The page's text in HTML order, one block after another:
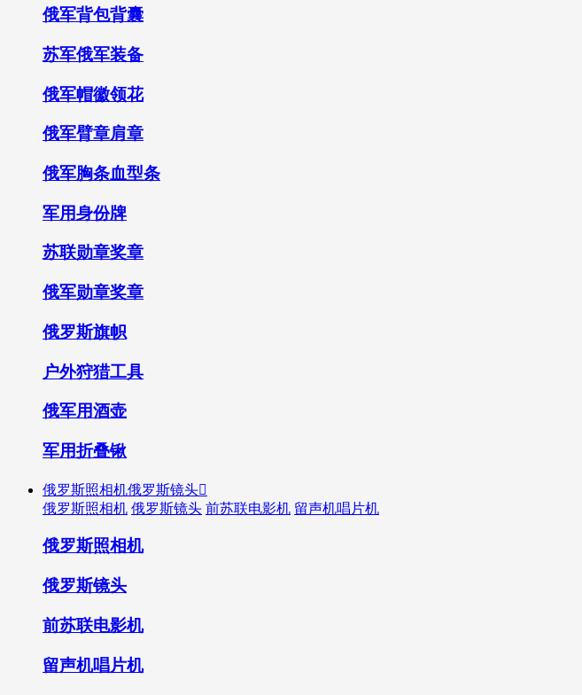
俄军背包背囊
苏军俄军装备
俄军帽徽领花
俄军臂章肩章
俄军胸条血型条
军用身份牌
苏联勋章奖章
俄军勋章奖章
俄罗斯旗帜
户外狩猎工具
俄军用酒壶
军用折叠锹
俄罗斯照相机俄罗斯镜头
俄罗斯照相机 俄罗斯镜头 前苏联电影机 留声机唱片机
俄罗斯照相机
俄罗斯镜头
前苏联电影机
留声机唱片机